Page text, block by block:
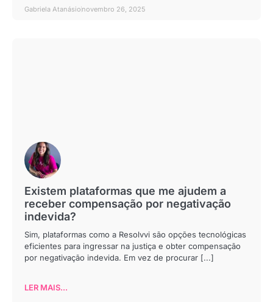
Gabriela Atanásio novembro 26, 2025
Existem plataformas que me ajudem a
receber compensação por negativação
indevida?
Sim, plataformas como a Resolvvi são opções tecnológicas
eficientes para ingressar na justiça e obter compensação
por negativação indevida. Em vez de procurar [...]
LER MAIS...